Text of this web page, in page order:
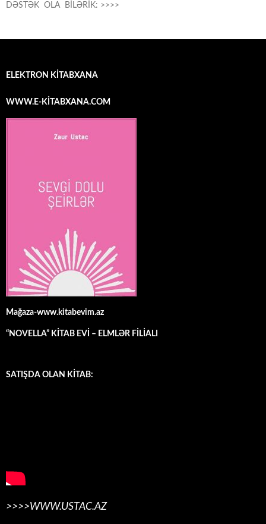
DƏSTƏK OLA BİLƏRİK: >>>>
ELEKTRON KİTABXANA
WWW.E-KİTABXANA.COM
Mağaza-www.kitabevim.az
“NOVELLA” KİTAB EVİ – ELMLƏR FİLİALI
SATIŞDA OLAN KİTAB:
>>>>WWW.USTAC.AZ